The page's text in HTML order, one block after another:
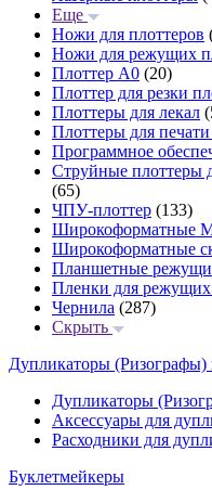
Еще
Ножи для плоттеров
Ножи для режущих
Плоттер А0 (20)
Плоттер для резки
Плоттеры для лекал
Плоттеры для
Программное
Струйные плоттеры
(65)
ЧПУ-плоттер (133)
Широкоформатные
Широкоформатные
Планшетные
Пленки для режущих
Чернила (287)
Скрыть
Дупликаторы (Ризографы)
Дупликаторы
Аксессуары для
Расходники для
Буклетмейкеры